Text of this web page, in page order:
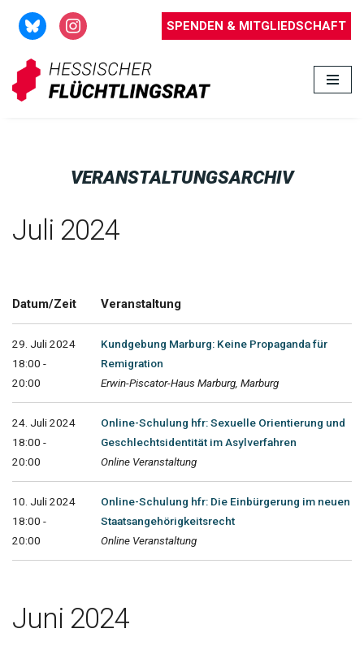
Zum
Inhalt
springen
SPENDEN & MITGLIEDSCHAFT
VERANSTALTUNGSARCHIV
Juli 2024
Datum/Zeit Veranstaltung
29. Juli 2024
18:00 -
20:00
Kundgebung Marburg: Keine Propaganda für
Remigration
Erwin-Piscator-Haus Marburg, Marburg
24. Juli 2024
18:00 -
20:00
Online-Schulung hfr: Sexuelle Orientierung und
Geschlechtsidentität im Asylverfahren
Online Veranstaltung
10. Juli 2024
18:00 -
20:00
Online-Schulung hfr: Die Einbürgerung im neuen
Staatsangehörigkeitsrecht
Online Veranstaltung
Juni 2024